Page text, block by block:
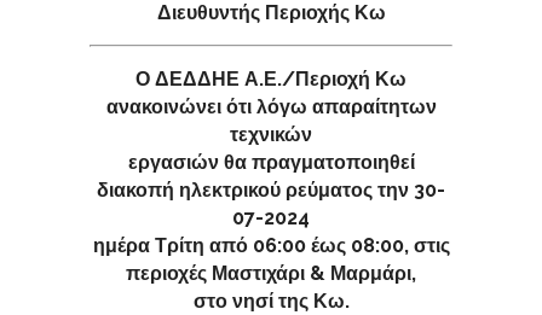
Διευθυντής Περιοχής Κω
Ο ΔΕΔΔΗΕ Α.Ε./Περιοχή Κω
ανακοινώνει ότι λόγω απαραίτητων
τεχνικών
εργασιών θα πραγματοποιηθεί
διακοπή ηλεκτρικού ρεύματος την 30-
07-2024
ημέρα Τρίτη από 06:00 έως 08:00, στις
περιοχές Μαστιχάρι & Μαρμάρι,
στο νησί της Κω.